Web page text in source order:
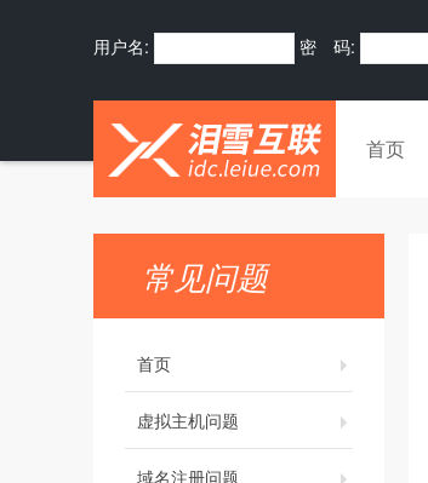
用户名: 密 码:
首页
常见问题
首页
虚拟主机问题
域名注册问题